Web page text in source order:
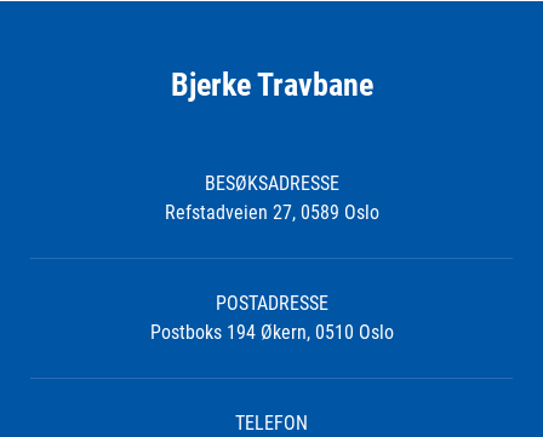
Bjerke Travbane
BESØKSADRESSE
Refstadveien 27, 0589 Oslo
POSTADRESSE
Postboks 194 Økern, 0510 Oslo
TELEFON